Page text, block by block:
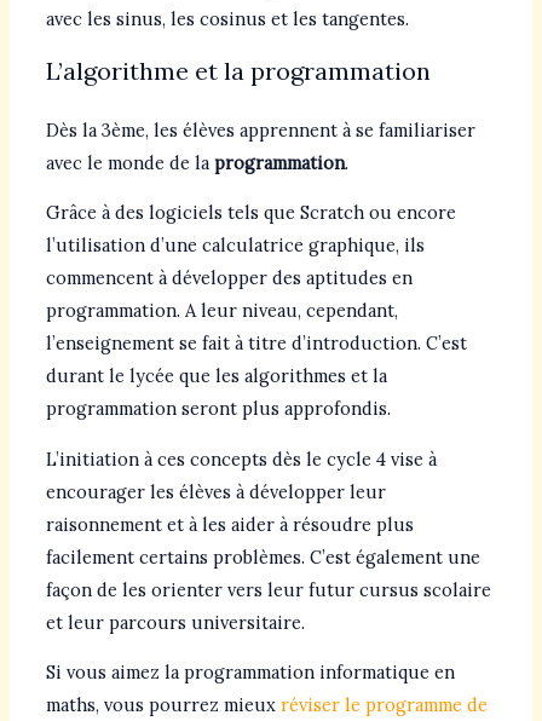
avec les sinus, les cosinus et les tangentes.
L’algorithme et la programmation
Dès la 3ème, les élèves apprennent à se familiariser
avec le monde de la programmation.
Grâce à des logiciels tels que Scratch ou encore
l’utilisation d’une calculatrice graphique, ils
commencent à développer des aptitudes en
programmation. A leur niveau, cependant,
l’enseignement se fait à titre d’introduction. C’est
durant le lycée que les algorithmes et la
programmation seront plus approfondis.
L’initiation à ces concepts dès le cycle 4 vise à
encourager les élèves à développer leur
raisonnement et à les aider à résoudre plus
facilement certains problèmes. C’est également une
façon de les orienter vers leur futur cursus scolaire
et leur parcours universitaire.
Si vous aimez la programmation informatique en
maths, vous pourrez mieux réviser le programme de